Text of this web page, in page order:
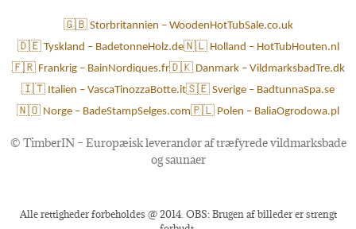
🇬🇧 Storbritannien – WoodenHotTubSale.co.uk
🇩🇪 Tyskland – BadetonneHolz.de🇳🇱 Holland – HotTubHouten.nl
🇫🇷 Frankrig – BainNordiques.fr🇩🇰 Danmark – VildmarksbadTre.dk
🇮🇹 Italien – VascaTinozzaBotte.it🇸🇪 Sverige – BadtunnaSpa.se
🇳🇴 Norge – BadeStampSelges.com🇵🇱 Polen – BaliaOgrodowa.pl
© TimberIN – Europæisk leverandør af træfyrede vildmarksbade
og saunaer
Alle rettigheder forbeholdes @ 2014. OBS: Brugen af billeder er strengt